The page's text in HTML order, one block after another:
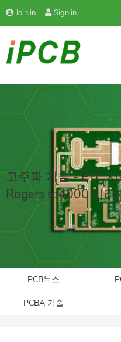
Join in Sign in
고주파 기술 - ETC
Rogers ro4000 시리
PCB뉴스
PCBA 기술